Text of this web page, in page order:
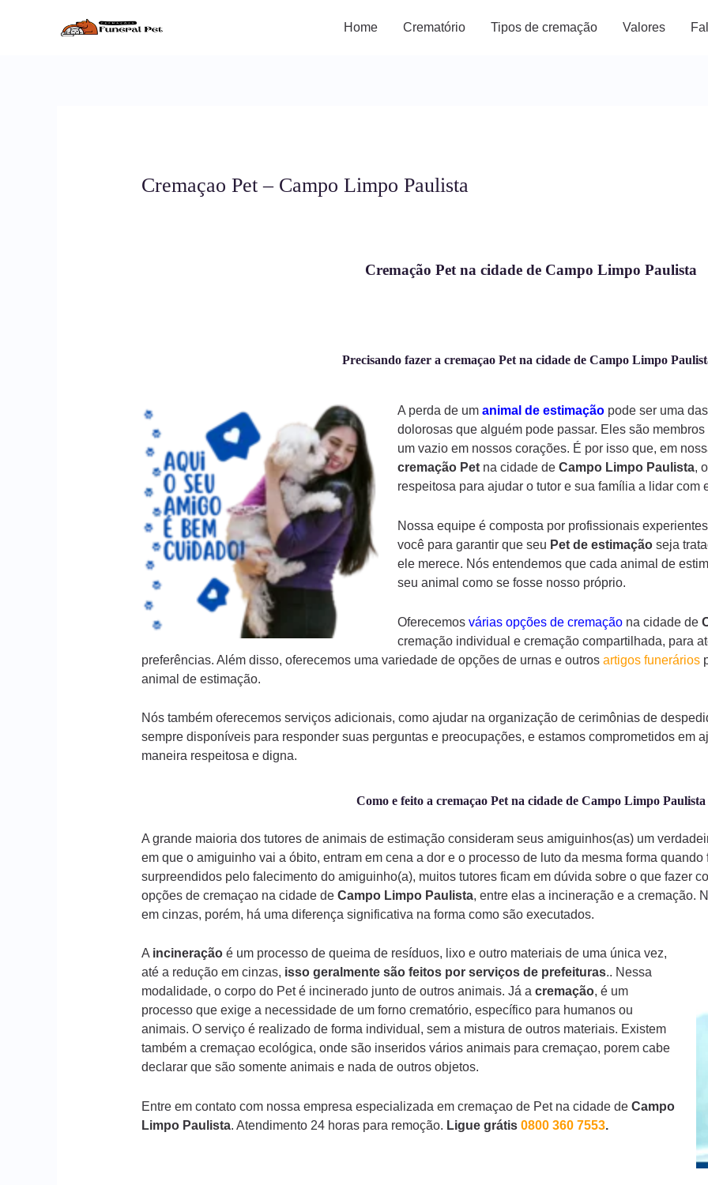
Home Crematório Tipos de cremação Valores
Cremaçao Pet – Campo Limpo Paulista
Cremação Pet na cidade de Campo Limpo Paulista
Precisando fazer a cremaçao Pet na cidade de Campo Limpo
A perda de um animal de estimaçãopode ser uma
dolorosas que alguém pode passar. Eles são
um vazio em nossos corações. É por isso que, em
cremação Petna cidade de Campo Limpo Paulista,
respeitosa para ajudar o tutor e sua família a lidar com
Nossa equipe é composta por profissionais
você para garantir que seu Pet de estimaçãoseja
ele merece. Nós entendemos que cada animal de
seu animal como se fosse nosso próprio.
Oferecemos várias opções de cremaçãona cidade de
cremação individual e cremação compartilhada, para
preferências. Além disso, oferecemos uma variedade de opções de urnas e outros artigos funerários
animal de estimação.
Nós também oferecemos serviços adicionais, como ajudar na organização de cerimônias de
sempre disponíveis para responder suas perguntas e preocupações, e estamos comprometidos em
maneira respeitosa e digna.
Como e feito a cremaçao Pet na cidade de Campo Limpo Paulista
A grande maioria dos tutores de animais de estimação consideram seus amiguinhos(as) um
em que o amiguinho vai a óbito, entram em cena a dor e o processo de luto da mesma forma
surpreendidos pelo falecimento do amiguinho(a), muitos tutores ficam em dúvida sobre o que fazer
opções de cremaçao na cidade de Campo Limpo Paulista, entre elas a incineração e a cremação.
em cinzas, porém, há uma diferença significativa na forma como são executados.
A incineraçãoé um processo de queima de resíduos, lixo e outro materiais de uma única vez,
até a redução em cinzas, isso geralmente são feitos por serviços de prefeituras.. Nessa
modalidade, o corpo do Pet é incinerado junto de outros animais. Já a cremação, é um
processo que exige a necessidade de um forno crematório, específico para humanos ou
animais. O serviço é realizado de forma individual, sem a mistura de outros materiais. Existem
também a cremaçao ecológica, onde são inseridos vários animais para cremaçao, porem cabe
declarar que são somente animais e nada de outros objetos.
Entre em contato com nossa empresa especializada em cremaçao de Pet na cidade de Campo
Limpo Paulista. Atendimento 24 horas para remoção. Ligue grátis 0800 360 7553.